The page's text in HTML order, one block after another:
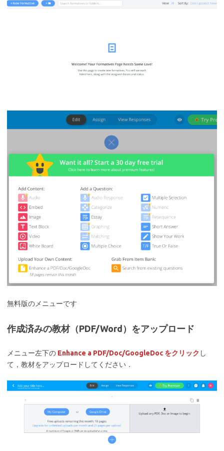
無料版のメニューです
作成済みの教材（PDF/Word）をアップロード
メニュー左下の Enhance a PDF/Doc/GoogleDoc をクリック し
て，教材をアップロードしてください．